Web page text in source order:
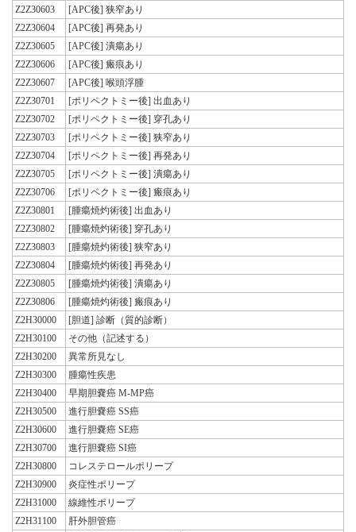
Z2Z30603
[APC後] 狭窄あり
Z2Z30604
[APC後] 再発あり
Z2Z30605
[APC後] 潰瘍あり
Z2Z30606
[APC後] 瘢痕あり
Z2Z30607
[APC後] 喉頭浮腫
Z2Z30701
[ポリペクトミー後] 出血あり
Z2Z30702
[ポリペクトミー後] 穿孔あり
Z2Z30703
[ポリペクトミー後] 狭窄あり
Z2Z30704
[ポリペクトミー後] 再発あり
Z2Z30705
[ポリペクトミー後] 潰瘍あり
Z2Z30706
[ポリペクトミー後] 瘢痕あり
Z2Z30801
[腫瘍焼灼術後] 出血あり
Z2Z30802
[腫瘍焼灼術後] 穿孔あり
Z2Z30803
[腫瘍焼灼術後] 狭窄あり
Z2Z30804
[腫瘍焼灼術後] 再発あり
Z2Z30805
[腫瘍焼灼術後] 潰瘍あり
Z2Z30806
[腫瘍焼灼術後] 瘢痕あり
Z2H30000
[胆道] 診断（質的診断）
Z2H30100
その他（記述する）
Z2H30200
異常所見なし
Z2H30300
腫瘍性疾患
Z2H30400
早期胆嚢癌 M-MP癌
Z2H30500
進行胆嚢癌 SS癌
Z2H30600
進行胆嚢癌 SE癌
Z2H30700
進行胆嚢癌 SI癌
Z2H30800
コレステロールポリープ
Z2H30900
炎症性ポリープ
Z2H31000
線維性ポリープ
Z2H31100
肝外胆管癌